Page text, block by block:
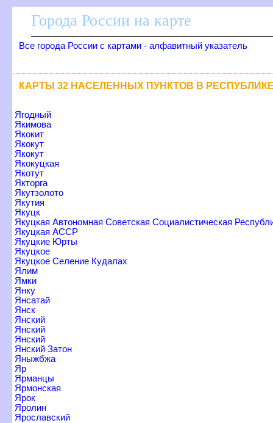
Города России на карте
се города России с картами - алфавитный указатель
КАРТЫ 32 НАСЕЛЕННЫХ ПУНКТОВ В
Ягодный
Якимова
Якокит
Якокут
Якокут
Якокуцкая
Якотут
Якторга
Якутзолото
Якутия
Якуцк
Якуцкая Автономная Советская Социалистическая
Якуцкая АССР
Якуцкие Юрты
Якуцкое
Якуцкое Селение Кудалах
Ялим
Ямки
Янку
Янсатай
Янск
Янский
Янский
Янский
Янский Затон
Яныжбжа
Яр
Ярманцы
Ярмонская
Ярок
Яролин
Ярославский